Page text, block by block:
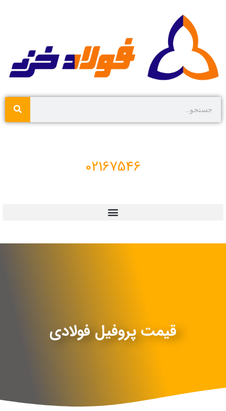
02167546
قیمت پروفیل فولادی